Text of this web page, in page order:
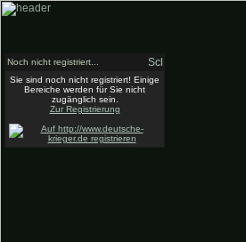
Noch nicht registriert...
Sie sind noch nicht registriert! Einige
Bereiche werden für Sie nicht
zugänglich sein.
Zur Registrierung